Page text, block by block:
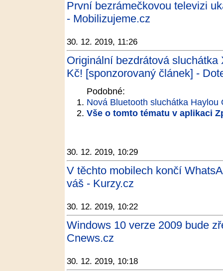
První bezrámečkovou televizi
- Mobilizujeme.cz
30. 12. 2019, 11:26
Originální bezdrátová
Kč! [sponzorovaný článek] -
Podobné:
Nová Bluetooth sluchátka Haylou
Vše o tomto tématu v aplikaci
30. 12. 2019, 10:29
V těchto mobilech končí
váš - Kurzy.cz
30. 12. 2019, 10:22
Windows 10 verze 2009 bude
Cnews.cz
30. 12. 2019, 10:18